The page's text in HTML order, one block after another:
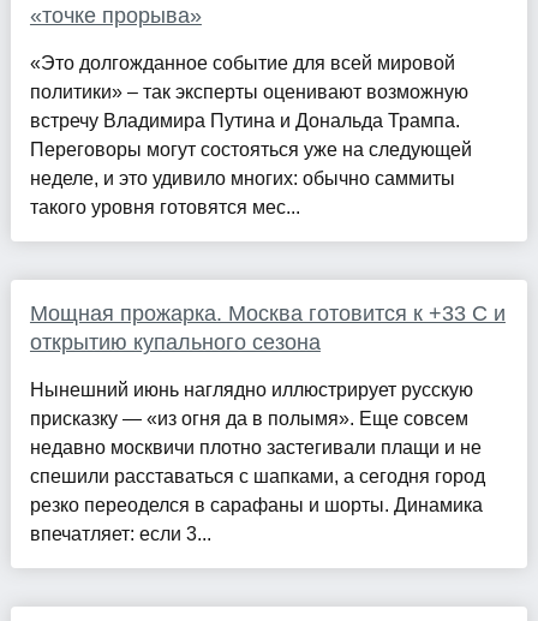
«точке прорыва»
«Это долгожданное событие для всей мировой
политики» – так эксперты оценивают возможную
встречу Владимира Путина и Дональда Трампа.
Переговоры могут состояться уже на следующей
неделе, и это удивило многих: обычно саммиты
такого уровня готовятся мес...
Мощная прожарка. Москва готовится к +33 C и
открытию купального сезона
Нынешний июнь наглядно иллюстрирует русскую
присказку — «из огня да в полымя». Еще совсем
недавно москвичи плотно застегивали плащи и не
спешили расставаться с шапками, а сегодня город
резко переоделся в сарафаны и шорты. Динамика
впечатляет: если 3...